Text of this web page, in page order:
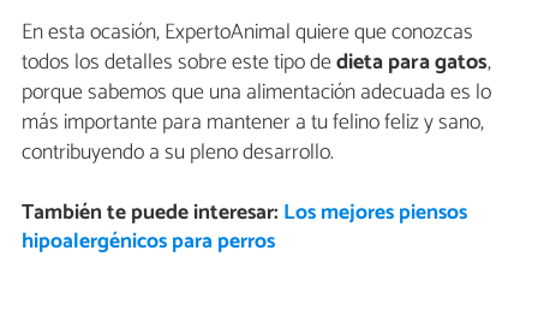
En esta ocasión, ExpertoAnimal quiere que conozcas
todos los detalles sobre este tipo dedieta para gatos,
porque sabemos que una alimentación adecuada es lo
más importante para mantener a tu felino feliz y sano,
contribuyendo a su pleno desarrollo.
También te puede interesar: Los mejores piensos
hipoalergénicos para perros